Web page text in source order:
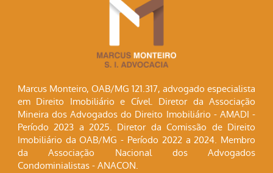
Marcus Monteiro, OAB/MG 121.317, advogado especialista
em Direito Imobiliário e Cível. Diretor da Associação
Mineira dos Advogados do Direito Imobiliário - AMADI -
Período 2023 a 2025. Diretor da Comissão de Direito
Imobiliário da OAB/MG - Período 2022 a 2024. Membro
da Associação Nacional dos Advogados
Condominialistas - ANACON.